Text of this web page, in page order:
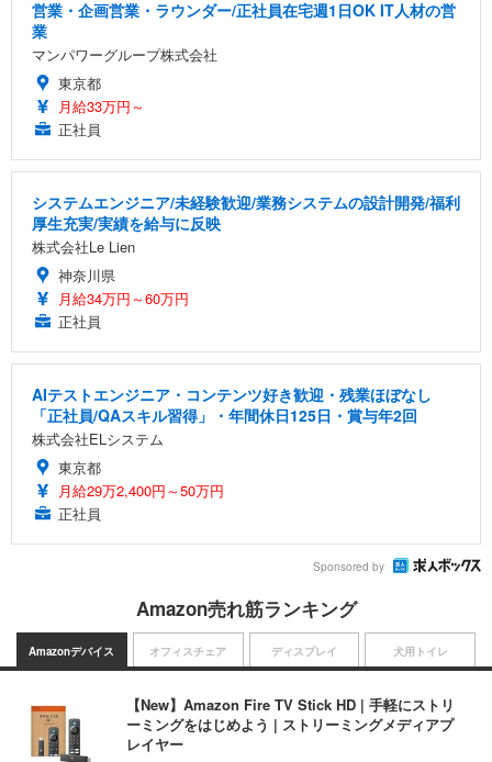
営業・企画営業・ラウンダー/正社員在宅週1日OK IT人材の営
業
マンパワーグループ株式会社
東京都
月給33万円～
正社員
システムエンジニア/未経験歓迎/業務システムの設計開発/福利
厚生充実/実績を給与に反映
株式会社Le Lien
神奈川県
月給34万円～60万円
正社員
AIテストエンジニア・コンテンツ好き歓迎・残業ほぼなし
「正社員/QAスキル習得」・年間休日125日・賞与年2回
株式会社ELシステム
東京都
月給29万2,400円～50万円
正社員
Sponsored by
Amazon売れ筋ランキング
Amazonデバイス
【New】Amazon Fire TV Stick HD | 手軽にストリ
ーミングをはじめよう | ストリーミングメディアプ
レイヤー
オフィスチェア ディスプレイ 犬用トイレ